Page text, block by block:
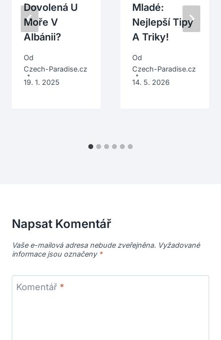
Dovolená U
Moře V
Albánii?
Od
Czech-Paradise.cz
19. 1. 2025
Mladé:
Nejlepší Tipy
A Triky!
Od
Czech-Paradise.cz
14. 5. 2026
Napsat Komentář
Vaše e-mailová adresa nebude zveřejněna. Vyžadované
informace jsou označeny *
Komentář *